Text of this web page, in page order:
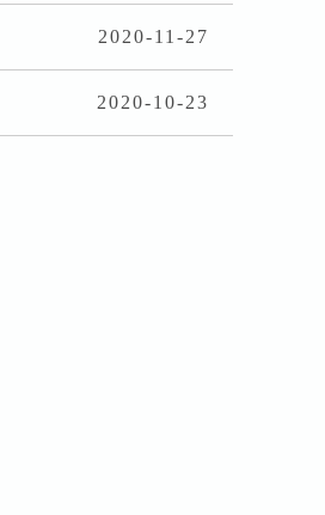
2020-11-27
2020-10-23